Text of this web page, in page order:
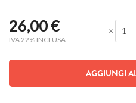
26,00€
IVA 22% INCLUSA
×
AGGIUNGI